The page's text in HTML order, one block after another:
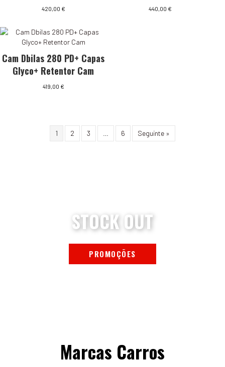
420,00 € 440,00 €
Cam Dbilas 280 PD+ Capas
Glyco+ Retentor Cam
419,00 €
1 2 3 6 Seguinte »
STOCK OUT
PROMOÇÕES
Marcas Carros